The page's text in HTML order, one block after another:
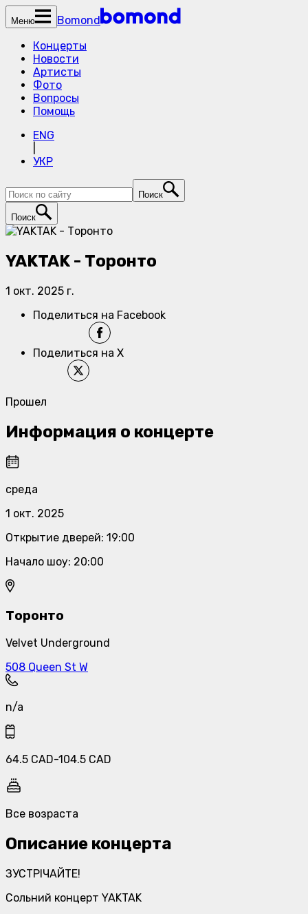
Меню
Bomond
Концерты
Новости
Артисты
Фото
Вопросы
Помощь
ENG
УКР
Поиск
Поиск
YAKTAK - Торонто
1 окт. 2025 г.
Поделиться на Facebook
Поделиться на X
Прошел
Информация о концерте
среда
1 окт. 2025
Открытие дверей: 19:00
Начало шоу: 20:00
Торонто
Velvet Underground
508 Queen St W
n/a
64.5 CAD-104.5 CAD
Все возраста
Описание концерта
ЗУСТРІЧАЙТЕ!
Сольний концерт YAKTAK